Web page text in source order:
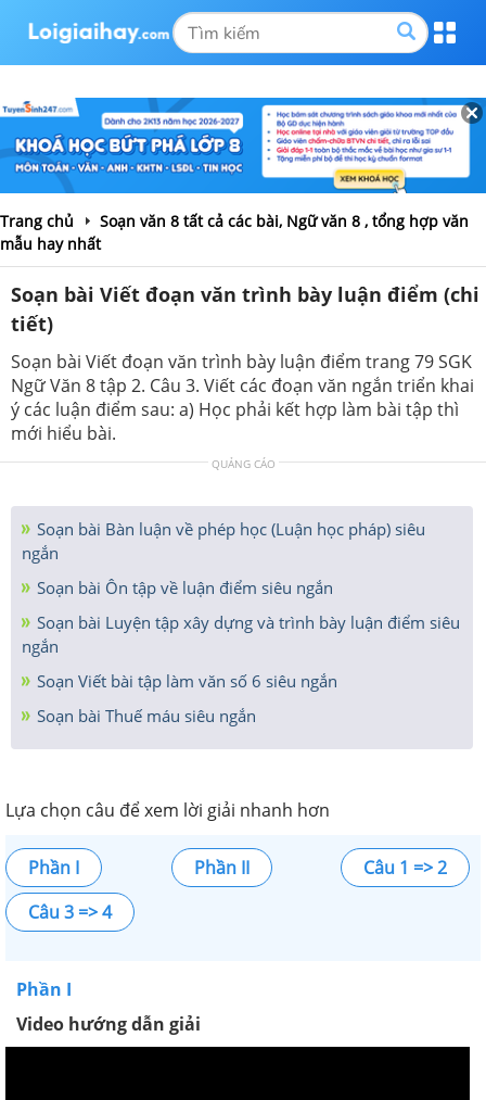
Trang chủ
Soạn văn 8 tất cả các bài, Ngữ văn 8 , tổng hợp văn
mẫu hay nhất
Soạn bài Viết đoạn văn trình bày luận điểm (chi
tiết)
Soạn bài Viết đoạn văn trình bày luận điểm trang 79 SGK
Ngữ Văn 8 tập 2. Câu 3. Viết các đoạn văn ngắn triển khai
ý các luận điểm sau: a) Học phải kết hợp làm bài tập thì
mới hiểu bài.
QUẢNG CÁO
Soạn bài Bàn luận về phép học (Luận học pháp) siêu
ngắn
Soạn bài Ôn tập về luận điểm siêu ngắn
Soạn bài Luyện tập xây dựng và trình bày luận điểm siêu
ngắn
Soạn Viết bài tập làm văn số 6 siêu ngắn
Soạn bài Thuế máu siêu ngắn
Lựa chọn câu để xem lời giải nhanh hơn
Phần I Phần II
Câu 1 => 2
Câu 3 => 4
Phần I
Video hướng dẫn giải